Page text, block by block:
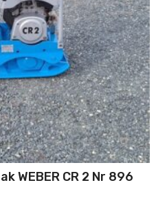
WEBER CR 2 Nr 896